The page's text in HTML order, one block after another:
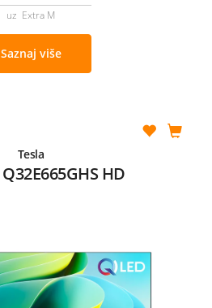
uz Extra M
Saznaj više
Tesla
HD